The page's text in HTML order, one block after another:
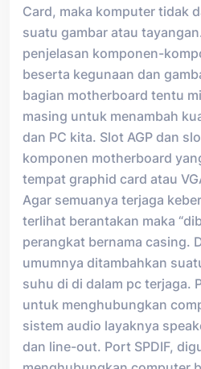
Card, maka komputer tidak
suatu gambar atau
penjelasan komponen-
beserta kegunaan dan
bagian motherboard tentu
masing untuk menambah
dan PC kita. Slot AGP dan
komponen motherboard
tempat graphid card atau
Agar semuanya terjaga
terlihat berantakan maka
perangkat bernama casing.
umumnya ditambahkan
suhu di di dalam pc terjaga.
untuk menghubungkan
sistem audio layaknya
dan line-out. Port SPDIF,